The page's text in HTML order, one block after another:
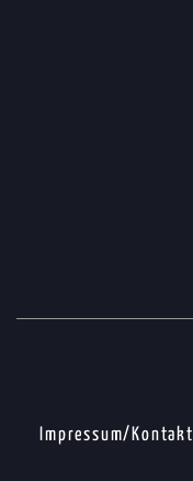
Impressum/Kontakt